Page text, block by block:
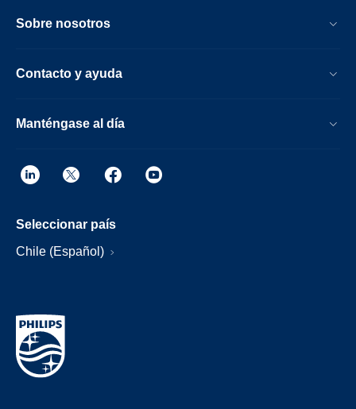
Sobre nosotros
Contacto y ayuda
Manténgase al día
Seleccionar país
Chile (Español)